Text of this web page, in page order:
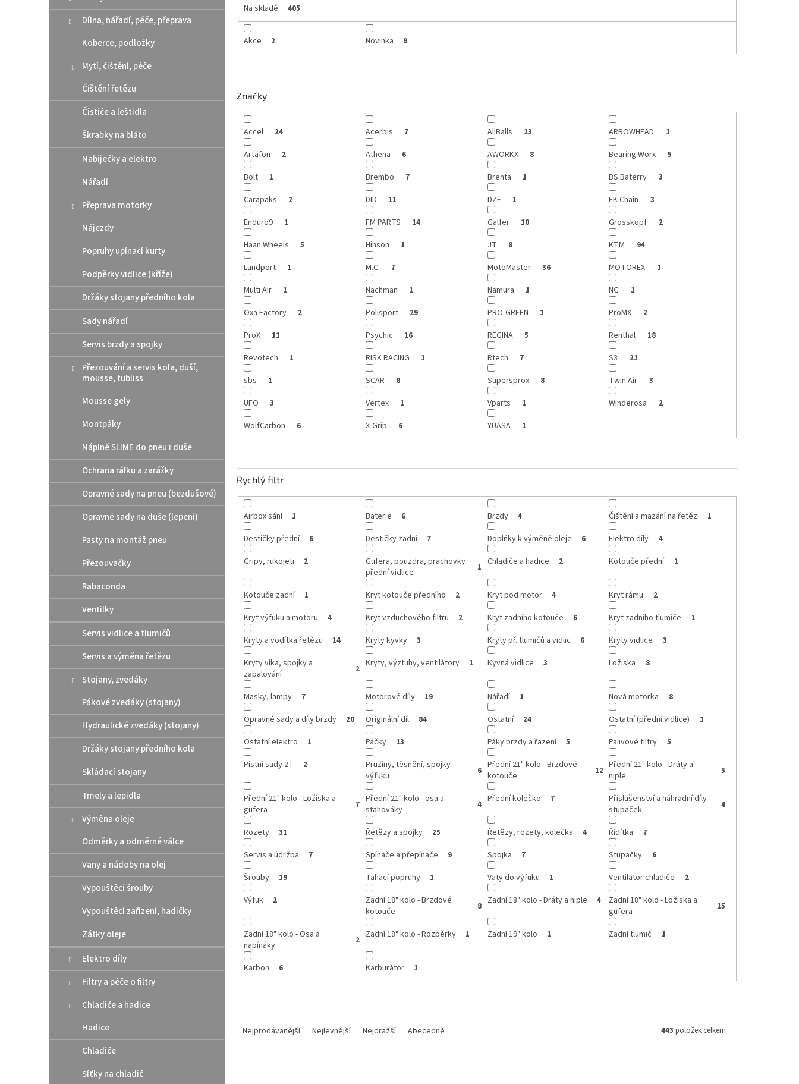
Dílna, nářadí, péče, přeprava
Koberce, podložky
Mytí, čištění, péče
Čištění řetězu
Čističe a leštidla
Škrabky na bláto
Nabíječky a elektro
Nářadí
Přeprava motorky
Nájezdy
Popruhy upínací kurty
Podpěrky vidlice (kříže)
Držáky stojany předního kola
Sady nářadí
Servis brzdy a spojky
Přezouvání a servis kola, duší,
mousse, tubliss
Mousse gely
Montpáky
Náplně SLIME do pneu i duše
Ochrana ráfku a zarážky
Opravné sady na pneu (bezdušové)
Opravné sady na duše (lepení)
Pasty na montáž pneu
Přezouvačky
Rabaconda
Ventilky
Servis vidlice a tlumičů
Servis a výměna řetězu
Stojany, zvedáky
Pákové zvedáky (stojany)
Hydraulické zvedáky (stojany)
Držáky stojany předního kola
Skládací stojany
Tmely a lepidla
Výměna oleje
Odměrky a odměrné válce
Vany a nádoby na olej
Vypouštěcí šrouby
Vypouštěcí zařízení, hadičky
Zátky oleje
Elektro díly
Filtry a péče o filtry
Chladiče a hadice
Hadice
Chladiče
Síťky na chladič
Na skladě 405
Akce 2 Novinka 9
Značky
Accel 24 Acerbis 7 AllBalls 23 ARROWHEAD 1
Artafon 2 Athena 6 AWORKX 8 Bearing Worx 5
Bolt 1 Brembo 7 Brenta 1 BS Baterry 3
Carapaks 2 DID 11 DZE 1 EK Chain 3
Enduro9 1 FM PARTS 14 Galfer 10 Grosskopf 2
Haan Wheels 5 Hinson 1 JT 8 KTM 94
Landport 1 M.C. 7 MotoMaster 36 MOTOREX 1
Multi Air 1 Nachman 1 Namura 1 NG 1
Oxa Factory 2 Polisport 29 PRO-GREEN 1 ProMX 2
ProX 11 Psychic 16 REGINA 5 Renthal 18
Revotech 1 RISK RACING 1 Rtech 7 S3 21
sbs 1 SCAR 8 Supersprox 8 Twin Air 3
UFO 3 Vertex 1 Vparts 1 Winderosa 2
WolfCarbon 6 X-Grip 6 YUASA 1
Rychlý filtr
Airbox sání 1 Baterie 6 Brzdy 4 Čištění a mazání na řetěz 1
Destičky přední 6 Destičky zadní 7 Doplňky k výměně oleje 6 Elektro díly 4
Gripy, rukojeti 2
Gufera, pouzdra, prachovky
přední vidlice
1 Chladiče a hadice 2 Kotouče přední 1
Kotouče zadní 1 Kryt kotouče předního 2 Kryt pod motor 4 Kryt rámu 2
Kryt výfuku a motoru 4 Kryt vzduchového filtru 2 Kryt zadního kotouče 6 Kryt zadního tlumiče 1
Kryty a vodítka řetězu 14 Kryty kyvky 3 Kryty př. tlumičů a vidlic 6 Kryty vidlice 3
Kryty víka, spojky a
zapalování
2 Kryty, výztuhy, ventilátory 1 Kyvná vidlice 3 Ložiska 8
Masky, lampy 7 Motorové díly 19 Nářadí 1 Nová motorka 8
Opravné sady a díly brzdy 20 Originální díl 84 Ostatní 24 Ostatní (přední vidlice) 1
Ostatní elektro 1 Páčky 13 Páky brzdy a řazení 5 Palivové filtry 5
Pístní sady 2T 2
Pružiny, těsnění, spojky
výfuku
6 Přední 21" kolo - Brzdové
kotouče
12 Přední 21" kolo - Dráty a
niple
5
Přední 21" kolo - Ložiska a
gufera
7 Přední 21" kolo - osa a
stahováky
4 Přední kolečko 7
Příslušenství a náhradní díly
stupaček
4
Rozety 31 Řetězy a spojky 25 Řetězy, rozety, kolečka 4 Řídítka 7
Servis a údržba 7 Spínače a přepínače 9 Spojka 7 Stupačky 6
Šrouby 19 Tahací popruhy 1 Vaty do výfuku 1 Ventilátor chladiče 2
Výfuk 2
Zadní 18" kolo - Brzdové
kotouče
8 Zadní 18" kolo - Dráty a niple 4
Zadní 18" kolo - Ložiska a
gufera
15
Zadní 18" kolo - Osa a
napínáky
2 Zadní 18" kolo - Rozpěrky 1 Zadní 19" kolo 1 Zadní tlumič 1
Karbon 6 Karburátor 1
Nejprodávanější Nejlevnější Nejdražší Abecedně 443 položek celkem